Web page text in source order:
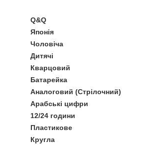
Q&Q
Японія
Чоловіча
Дитячі
Кварцовий
Батарейка
Аналоговий (Стрілочний)
Арабські цифри
12/24 години
Пластикове
Кругла